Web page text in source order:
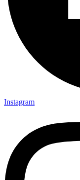
Instagram